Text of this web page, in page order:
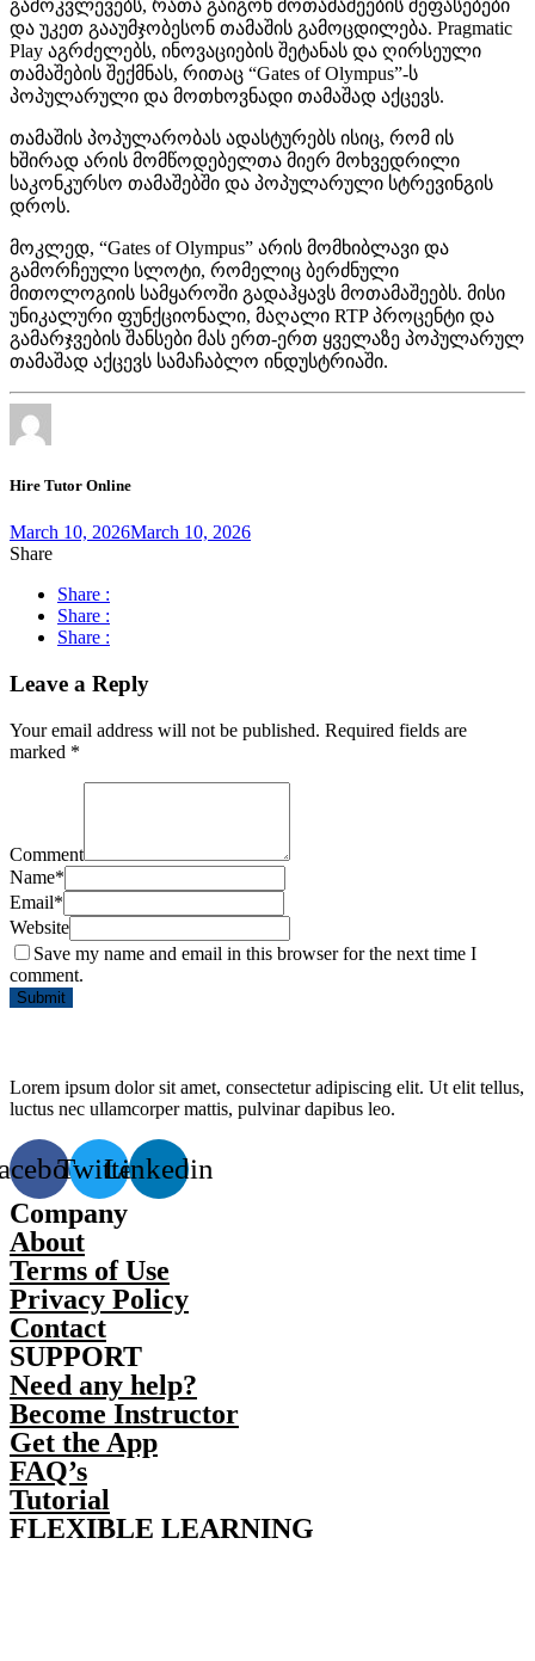
გამოკვლევებს, რათა გაიგონ მოთამაშეების შეფასებები
და უკეთ გააუმჯობესონ თამაშის გამოცდილება. Pragmatic
Play აგრძელებს, ინოვაციების შეტანას და ღირსეული
თამაშების შექმნას, რითაც “Gates of Olympus”-ს
პოპულარული და მოთხოვნადი თამაშად აქცევს.
თამაშის პოპულარობას ადასტურებს ისიც, რომ ის
ხშირად არის მომწოდებელთა მიერ მოხვედრილი
საკონკურსო თამაშებში და პოპულარული სტრევინგის
დროს.
მოკლედ, “Gates of Olympus” არის მომხიბლავი და
გამორჩეული სლოტი, რომელიც ბერძნული
მითოლოგიის სამყაროში გადაჰყავს მოთამაშეებს. მისი
უნიკალური ფუნქციონალი, მაღალი RTP პროცენტი და
გამარჯვების შანსები მას ერთ-ერთ ყველაზე პოპულარულ
თამაშად აქცევს სამაჩაბლო ინდუსტრიაში.
Hire Tutor Online
March 10, 2026March 10, 2026
Share
Share :
Share :
Share :
Leave a Reply
Your email address will not be published. Required fields are
marked *
Comment
Name*
Email*
Website
Save my name and email in this browser for the next time I
comment.
Lorem ipsum dolor sit amet, consectetur adipiscing elit. Ut elit tellus,
luctus nec ullamcorper mattis, pulvinar dapibus leo.
TwitterLinkedin
Company
About
Terms of Use
Privacy Policy
Contact
SUPPORT
Need any help?
Become Instructor
Get the App
FAQ’s
Tutorial
FLEXIBLE LEARNING